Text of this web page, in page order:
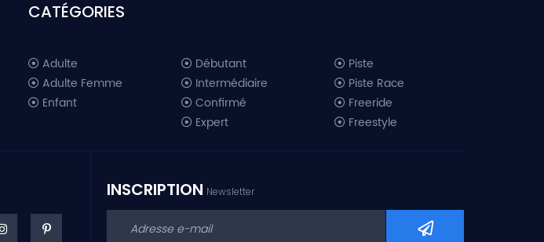
CATÉGORIES
Adulte
Adulte Femme
Enfant
Débutant
Intermédiaire
Confirmé
Expert
Piste
Piste Race
Freeride
Freestyle
INSCRIPTION Newsletter